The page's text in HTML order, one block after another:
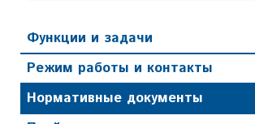
Функции и задачи
Режим работы и контакты
Нормативные документы